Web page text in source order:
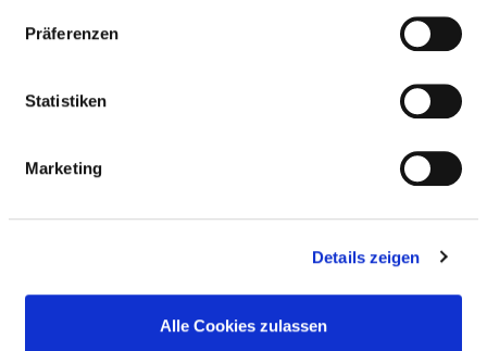
Präferenzen
Statistiken
Marketing
Details zeigen
Alle Cookies zulassen
Vergleichswerte: -
Bezeichnung Qualitaetsindikator: Zertifizierung
Ergebnis: bestanden
Referenzbereiche:
Vergleichswerte: